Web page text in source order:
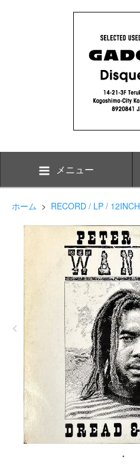
メニュー
ホーム > RECORD / LP / 12INCH